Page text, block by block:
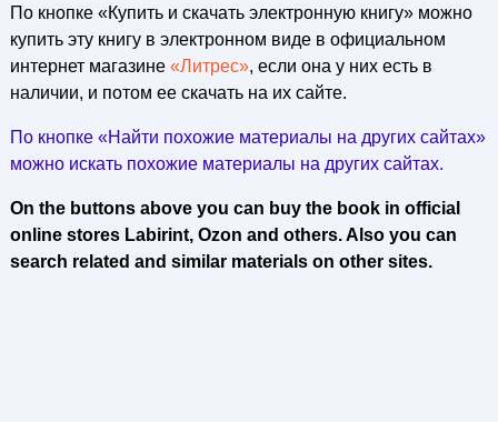
По кнопке «Купить и скачать электронную книгу» можно
купить эту книгу в электронном виде в официальном
интернет магазине «Литрес», если она у них есть в
наличии, и потом ее скачать на их сайте.
По кнопке «Найти похожие материалы на других сайтах»
можно искать похожие материалы на других сайтах.
On the buttons above you can buy the book in official
online stores Labirint, Ozon and others. Also you can
search related and similar materials on other sites.